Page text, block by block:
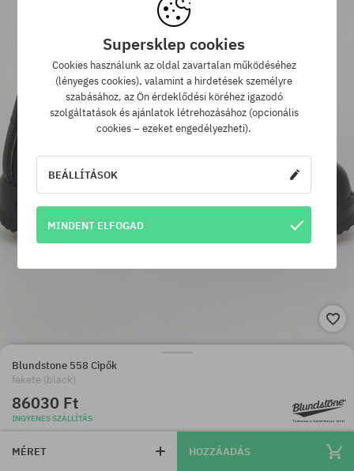
Blundstone 558 Cipők
fekete (black)
86030 Ft
INGYENES SZÁLLÍTÁS
MÉRET HOZZÁADÁS
Supersklep cookies
Cookies használunk az oldal zavartalan működéséhez
(lényeges cookies), valamint a hirdetések személyre
szabásához, az Ön érdeklődési köréhez igazodó
szolgáltatások és ajánlatok létrehozásához (opcionális
cookies – ezeket engedélyezheti).
BEÁLLÍTÁSOK
MINDENT ELFOGAD